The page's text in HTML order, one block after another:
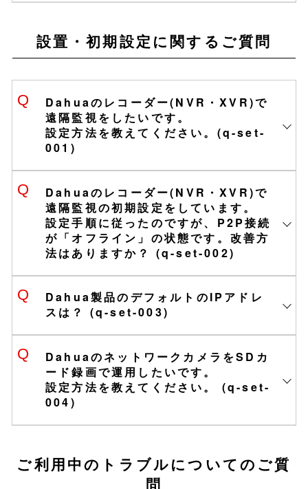
お問い合わせ
お問い合わせ
スマホアプリ「DMSS」
・外出先からすぐに映像確認
設置・初期設定に関するご質問
Dahuaのレコーダー(NVR・XVR)で
遠隔監視をしたいです。
設定方法を教えてください。(q-set-
001)
DahuaレコーダーのP2P設定(pdf)
Dahuaのレコーダー(NVR・XVR)で
遠隔監視の初期設定をしています。
設定手順に従ったのですが、P2P接続
が「オフライン」の状態です。改善方
法はありますか？ (q-set-002)
Dahua製品のデフォルトのIPアドレ
スは？ (q-set-003)
サブネットマスク 255.255.255.0
DahuaのネットワークカメラをSDカ
ード録画で運用したいです。
設定方法を教えてください。 (q-set-
004)
ご利用中のトラブルについてのご質
問